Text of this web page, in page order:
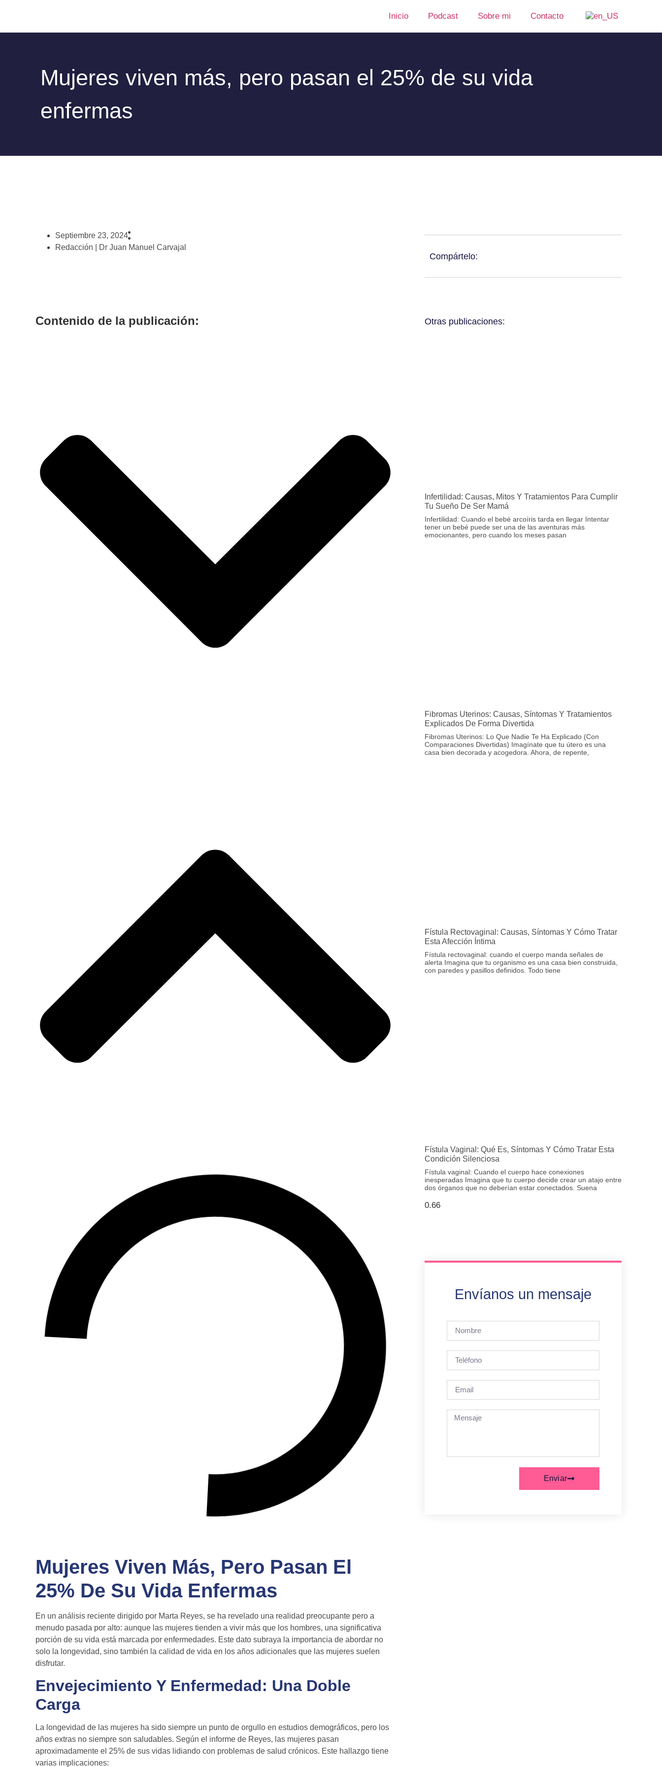
Inicio Podcast Sobre mi Contacto
Mujeres viven más, pero pasan el 25% de su vida
enfermas
Septiembre 23, 2024
Redacción | Dr Juan Manuel Carvajal
Contenido de la publicación:
Mujeres Viven Más, Pero Pasan El
25% De Su Vida Enfermas
En un análisis reciente dirigido por Marta Reyes, se ha revelado una realidad preocupante pero a
menudo pasada por alto: aunque las mujeres tienden a vivir más que los hombres, una significativa
porción de su vida está marcada por enfermedades. Este dato subraya la importancia de abordar no
solo la longevidad, sino también la calidad de vida en los años adicionales que las mujeres suelen
disfrutar.
Envejecimiento Y Enfermedad: Una Doble
Carga
La longevidad de las mujeres ha sido siempre un punto de orgullo en estudios demográficos, pero los
años extras no siempre son saludables. Según el informe de Reyes, las mujeres pasan
aproximadamente el 25% de sus vidas lidiando con problemas de salud crónicos. Este hallazgo tiene
varias implicaciones:
Compártelo:
Otras publicaciones:
Infertilidad: Causas, Mitos Y Tratamientos Para Cumplir
Tu Sueño De Ser Mamá
Infertilidad: Cuando el bebé arcoíris tarda en llegar Intentar
tener un bebé puede ser una de las aventuras más
emocionantes, pero cuando los meses pasan
Fibromas Uterinos: Causas, Síntomas Y Tratamientos
Explicados De Forma Divertida
Fibromas Uterinos: Lo Que Nadie Te Ha Explicado (Con
Comparaciones Divertidas) Imagínate que tu útero es una
casa bien decorada y acogedora. Ahora, de repente,
Fístula Rectovaginal: Causas, Síntomas Y Cómo Tratar
Esta Afección Íntima
Fístula rectovaginal: cuando el cuerpo manda señales de
alerta Imagina que tu organismo es una casa bien construida,
con paredes y pasillos definidos. Todo tiene
Fístula Vaginal: Qué Es, Síntomas Y Cómo Tratar Esta
Condición Silenciosa
Fístula vaginal: Cuando el cuerpo hace conexiones
inesperadas Imagina que tu cuerpo decide crear un atajo entre
dos órganos que no deberían estar conectados. Suena
Envíanos un mensaje
Enviar